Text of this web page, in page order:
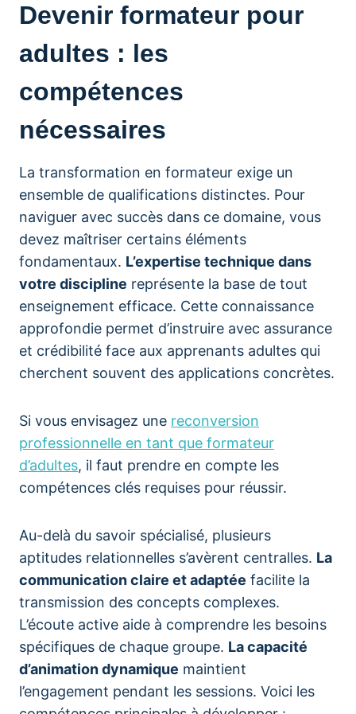
Devenir formateur pour
adultes : les
compétences
nécessaires
La transformation en formateur exige un
ensemble de qualifications distinctes. Pour
naviguer avec succès dans ce domaine, vous
devez maîtriser certains éléments
fondamentaux. L’expertise technique dans
votre discipline représente la base de tout
enseignement efficace. Cette connaissance
approfondie permet d’instruire avec assurance
et crédibilité face aux apprenants adultes qui
cherchent souvent des applications concrètes.
Si vous envisagez une reconversion
professionnelle en tant que formateur
d’adultes, il faut prendre en compte les
compétences clés requises pour réussir.
Au-delà du savoir spécialisé, plusieurs
aptitudes relationnelles s’avèrent centralles. La
communication claire et adaptée facilite la
transmission des concepts complexes.
L’écoute active aide à comprendre les besoins
spécifiques de chaque groupe. La capacité
d’animation dynamique maintient
l’engagement pendant les sessions. Voici les